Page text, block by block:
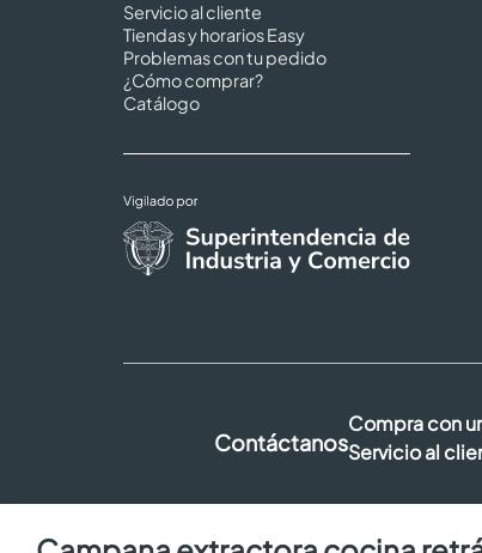
Servicio al cliente
Tiendas y horarios Easy
Problemas con tu pedido
¿Cómo comprar?
Catálogo
Contáctanos
Compra con
Servicio al